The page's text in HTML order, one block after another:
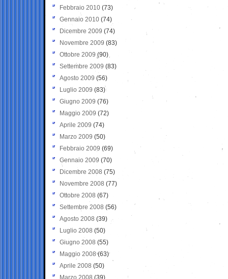
Febbraio 2010 (73)
Gennaio 2010 (74)
Dicembre 2009 (74)
Novembre 2009 (83)
Ottobre 2009 (90)
Settembre 2009 (83)
Agosto 2009 (56)
Luglio 2009 (83)
Giugno 2009 (76)
Maggio 2009 (72)
Aprile 2009 (74)
Marzo 2009 (50)
Febbraio 2009 (69)
Gennaio 2009 (70)
Dicembre 2008 (75)
Novembre 2008 (77)
Ottobre 2008 (67)
Settembre 2008 (56)
Agosto 2008 (39)
Luglio 2008 (50)
Giugno 2008 (55)
Maggio 2008(63)
Aprile 2008 (50)
Marzo 2008 (39)